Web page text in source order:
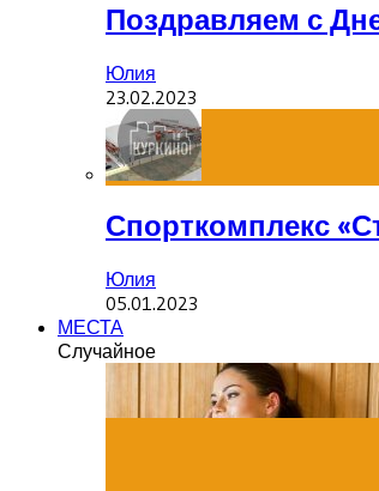
Поздравляем с
Юлия
23.02.2023
Спорткомплекс
Юлия
05.01.2023
МЕСТА
Случайное